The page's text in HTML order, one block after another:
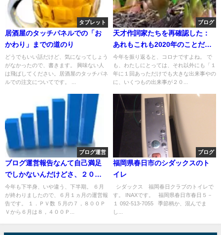
タブレット
居酒屋のタッチパネルでの「お
かわり」までの道のり
どうでもいい話だけど、気になってしょう
がなかったので、書きます。 興味ない人
は飛ばしてください。居酒屋のタッチパネ
ルでの注文についてです。 ...
ブログ
天才作詞家たちを再確認した：
あれもこれも2020年のことだっ
た
今年を振り返ると、コロナですよね。 で
も、わたしにとっては、それ以外にも「１
年に１回あっただけでも大きな出来事やの
に、いくつもの出来事が２０...
ブログ運営
ブログ運営報告なんて自己満足
でしかないんだけどさ、２０１
７年６月
今年も下半身、いや違う、下半期。 ６月
が終わりましたので、６月１ヵ月の運営報
告です。 １．ＰＶ数 ５月の７，８００Ｐ
Ｖから６月は８，４００Ｐ...
ブログ
福岡県春日市のシダックスのト
イレ
シダックス 福岡春日クラブのトイレで
す。 INAXです。 福岡県春日市春日５－
１ 092-513-7055 季節柄か、混んでま
し...